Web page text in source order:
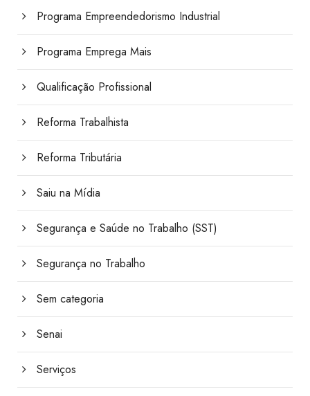
Programa Empreendedorismo Industrial
Programa Emprega Mais
Qualificação Profissional
Reforma Trabalhista
Reforma Tributária
Saiu na Mídia
Segurança e Saúde no Trabalho (SST)
Segurança no Trabalho
Sem categoria
Senai
Serviços